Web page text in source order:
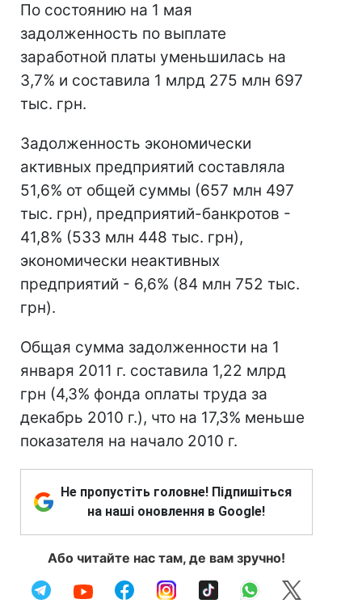
По состоянию на 1 мая
задолженность по выплате
заработной платы уменьшилась на
3,7% и составила 1 млрд 275 млн 697
тыс. грн.
Задолженность экономически
активных предприятий составляла
51,6% от общей суммы (657 млн ​​497
тыс. грн), предприятий-банкротов -
41,8% (533 млн 448 тыс. грн),
экономически неактивных
предприятий - 6,6% (84 млн 752 тыс.
грн).
Общая сумма задолженности на 1
января 2011 г. составила 1,22 млрд
грн (4,3% фонда оплаты труда за
декабрь 2010 г.), что на 17,3% меньше
показателя на начало 2010 г.
Не пропустіть головне! Підпишіться
на наші оновлення в Google!
Або читайте нас там, де вам зручно!